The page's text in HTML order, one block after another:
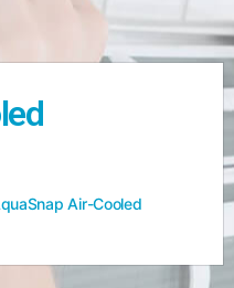
Air-Cooled